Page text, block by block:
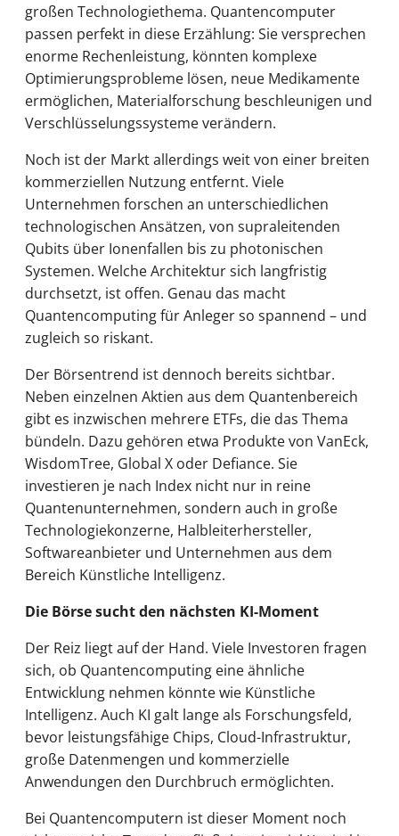
großen Technologiethema. Quantencomputer
passen perfekt in diese Erzählung: Sie versprechen
enorme Rechenleistung, könnten komplexe
Optimierungsprobleme lösen, neue Medikamente
ermöglichen, Materialforschung beschleunigen und
Verschlüsselungssysteme verändern.
Noch ist der Markt allerdings weit von einer breiten
kommerziellen Nutzung entfernt. Viele
Unternehmen forschen an unterschiedlichen
technologischen Ansätzen, von supraleitenden
Qubits über Ionenfallen bis zu photonischen
Systemen. Welche Architektur sich langfristig
durchsetzt, ist offen. Genau das macht
Quantencomputing für Anleger so spannend – und
zugleich so riskant.
Der Börsentrend ist dennoch bereits sichtbar.
Neben einzelnen Aktien aus dem Quantenbereich
gibt es inzwischen mehrere ETFs, die das Thema
bündeln. Dazu gehören etwa Produkte von VanEck,
WisdomTree, Global X oder Defiance. Sie
investieren je nach Index nicht nur in reine
Quantenunternehmen, sondern auch in große
Technologiekonzerne, Halbleiterhersteller,
Softwareanbieter und Unternehmen aus dem
Bereich Künstliche Intelligenz.
Die Börse sucht den nächsten KI-Moment
Der Reiz liegt auf der Hand. Viele Investoren fragen
sich, ob Quantencomputing eine ähnliche
Entwicklung nehmen könnte wie Künstliche
Intelligenz. Auch KI galt lange als Forschungsfeld,
bevor leistungsfähige Chips, Cloud-Infrastruktur,
große Datenmengen und kommerzielle
Anwendungen den Durchbruch ermöglichten.
Bei Quantencomputern ist dieser Moment noch